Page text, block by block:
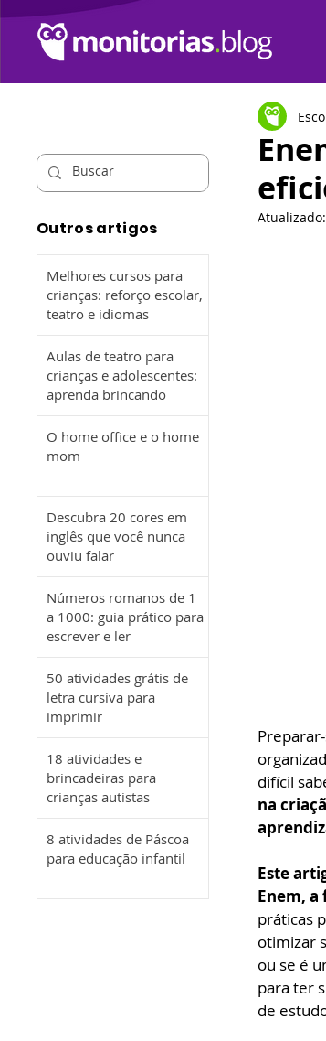
Atualizado:
difícil
na
Este
Enem,
práticas
otimizar
ou se é
para ter
de
Melhores cursos para
crianças: reforço escolar,
teatro e idiomas
Aulas de teatro para
crianças e adolescentes:
aprenda brincando
O home office e o home
mom
Descubra 20 cores em
inglês que você nunca
ouviu falar
Números romanos de 1
a 1000: guia prático para
escrever e ler
50 atividades grátis de
letra cursiva para
imprimir
18 atividades e
brincadeiras para
crianças autistas
8 atividades de Páscoa
para educação infantil
Outros artigos